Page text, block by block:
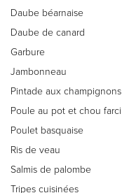
Daube béarnaise
Daube de canard
Garbure
Jambonneau
Pintade aux champignons
Poule au pot et chou farci
Poulet basquaise
Ris de veau
Salmis de palombe
Tripes cuisinées